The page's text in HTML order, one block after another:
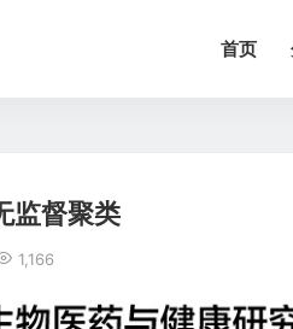
首页
监督聚类
1,166